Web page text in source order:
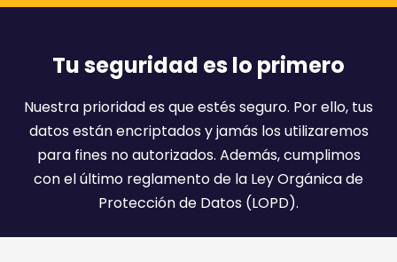
e
Tu seguridad es lo primero
Nuestra prioridad es que estés seguro. Por ello, tus
datos están encriptados y jamás los utilizaremos
para fines no autorizados. Además, cumplimos
con el último reglamento de la Ley Orgánica de
Protección de Datos (LOPD).